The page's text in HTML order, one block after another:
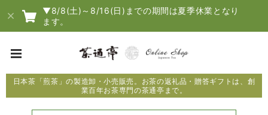
▼8/8(土)～8/16(日)までの期間は夏季休業となり
ます。
日本茶「煎茶」の製造卸・小売販売。お茶の返礼品・贈答ギフトは、創
業百年お茶専門の茶通亭まで。